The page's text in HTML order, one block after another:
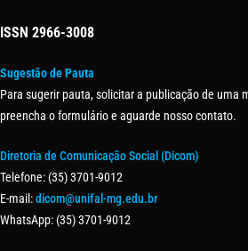
ISSN 2966-3008
Sugestão de Pauta
Para sugerir pauta, solicitar a publicação de uma
preencha o formulário e aguarde nosso contato.
Diretoria de Comunicação Social (Dicom)
Telefone: (35) 3701-9012
E-mail:dicom@unifal-mg.edu.br
WhatsApp: (35) 3701-9012